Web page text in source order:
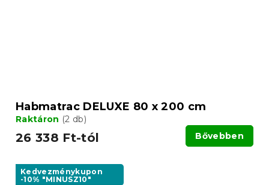
Habmatrac DELUXE 80 x 200 cm
Raktáron (2 db)
26 338 Ft-tól Bővebben
Kedvezménykupon
-10% "MINUSZ10"